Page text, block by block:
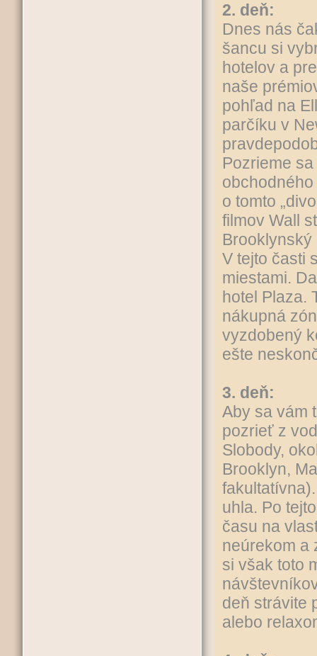
2. deň:
Dnes nás
šancu si
hotelov a
naše
pohľad na
parčíku v
Pozrieme
o tomto
filmov Wall
Brooklynský
V tejto časti
miestami.
hotel Plaza.
nákupná
vyzdobený
ešte
3. deň:
Aby sa vám
pozrieť z
Slobody,
Brooklyn,
uhla. Po
času na
neúrekom a
si však toto
deň strávite
alebo